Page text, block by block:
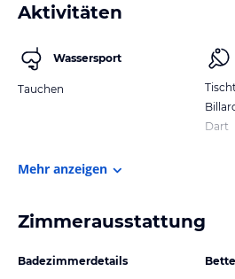
Aktivitäten
Wassersport
Tauchen
Dart
Mehr anzeigen
Zimmerausstattung
Badezimmerdetails